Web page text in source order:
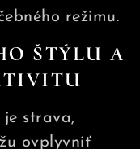
režimu.
ŠTÝLU A
je strava,
ovplyvniť